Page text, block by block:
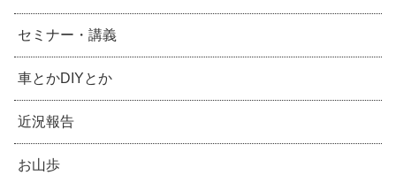
セミナー・講義
車とかDIYとか
近況報告
お山歩